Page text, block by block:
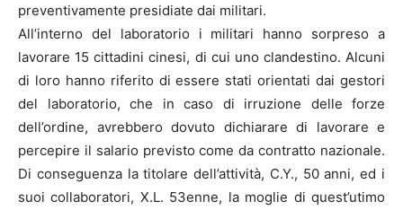
preventivamente presidiate dai militari.
All’interno del laboratorio i militari hanno sorpreso a
lavorare 15 cittadini cinesi, di cui uno clandestino. Alcuni
di loro hanno riferito di essere stati orientati dai gestori
del laboratorio, che in caso di irruzione delle forze
dell’ordine, avrebbero dovuto dichiarare di lavorare e
percepire il salario previsto come da contratto nazionale.
Di conseguenza la titolare dell’attività, C.Y., 50 anni, ed i
suoi collaboratori, X.L. 53enne, la moglie di quest’utimo